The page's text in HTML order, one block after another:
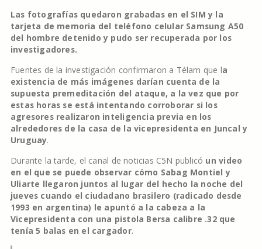
Las fotografías quedaron grabadas en el SIM y la
tarjeta de memoria del teléfono celular Samsung A50
del hombre detenido y pudo ser recuperada por los
investigadores.
Fuentes de la investigación confirmaron a Télam que la
existencia de más imágenes darían cuenta de la
supuesta premeditación del ataque, a la vez que por
estas horas se está intentando corroborar si los
agresores realizaron inteligencia previa en los
alrededores de la casa de la vicepresidenta en Juncal y
Uruguay.
Durante la tarde, el canal de noticias C5N publicó un video
en el que se puede observar cómo Sabag Montiel y
Uliarte llegaron juntos al lugar del hecho la noche del
jueves cuando el ciudadano brasilero (radicado desde
1993 en argentina) le apuntó a la cabeza a la
Vicepresidenta con una pistola Bersa calibre .32 que
tenía 5 balas en el cargador.